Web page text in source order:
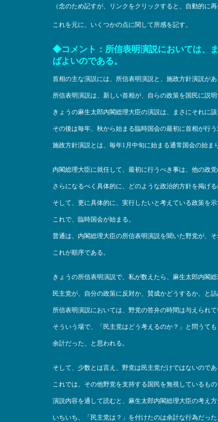
（念のため記すが、リンクをクリックすると、自動的に
これを元に、いくつかの点に関して所感を記す。
◆コメント：所信表明演説においては、
ばよいのである。
首相の主な演説には、所信表明演説と、施政方針演説が
所信表明演説は、新しい首相が、自らの政策を国民に説
きょうの麻生太郎内閣総理大臣の演説は、まさにそれに
その後は毎年、秋から始まる臨時国会の最初に首相が行
施政方針演説とは、毎年1月中旬に始まる通常国会の始
内閣総理大臣に就任して、最初に行うべき事は、他の政
さらになるべく具体的に、どのような政治的方針を掲げ
そして、更に具体的に、実行したいと考えている政策を
これで、臨時国会が始まる。
普通は、内閣総理大臣の所信表明演説を聞いた野党が、
これが順序である。
きょうの所信表明演説で、私が数えたら、麻生太郎内閣
民主党が、自分の政策に反対か、賛成かどうするか、と
所信表明演説においては、野党の答弁の時間は与えられ
そういう場で、「民主党はどう考えるのか？」と問うて
余計だった、と思われる。
そして、少数とは言え、野党は民主党だけではないので
これでは、その他野党を支持する国民を無視しているも
演説内容を通して読むと、麻生太郎内閣総理大臣の考え
いちいち、「民主党は？」を付けたのは余計な行為だった